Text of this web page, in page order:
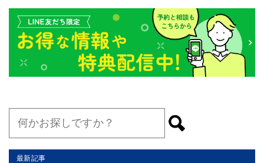
最新記事